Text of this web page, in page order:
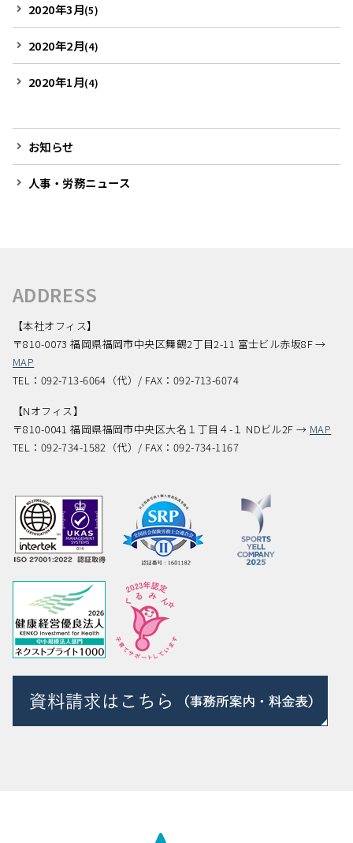
2020年3月(5)
2020年2月(4)
2020年1月(4)
お知らせ
人事・労務ニュース
ADDRESS
【本社オフィス】
〒810-0073 福岡県福岡市中央区舞鶴2丁目2-11 富士ビル赤坂8F →
MAP
TEL：092-713-6064（代）/ FAX：092-713-6074
【Nオフィス】
〒810-0041 福岡県福岡市中央区大名１丁目４-１ NDビル2F → MAP
TEL：092-734-1582（代）/ FAX：092-734-1167